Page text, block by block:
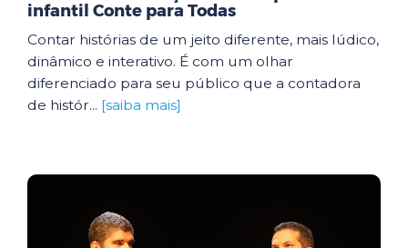
infantil Conte para Todas
Contar histórias de um jeito diferente, mais lúdico,
dinâmico e interativo. É com um olhar
diferenciado para seu público que a contadora
de histór... [saiba mais]